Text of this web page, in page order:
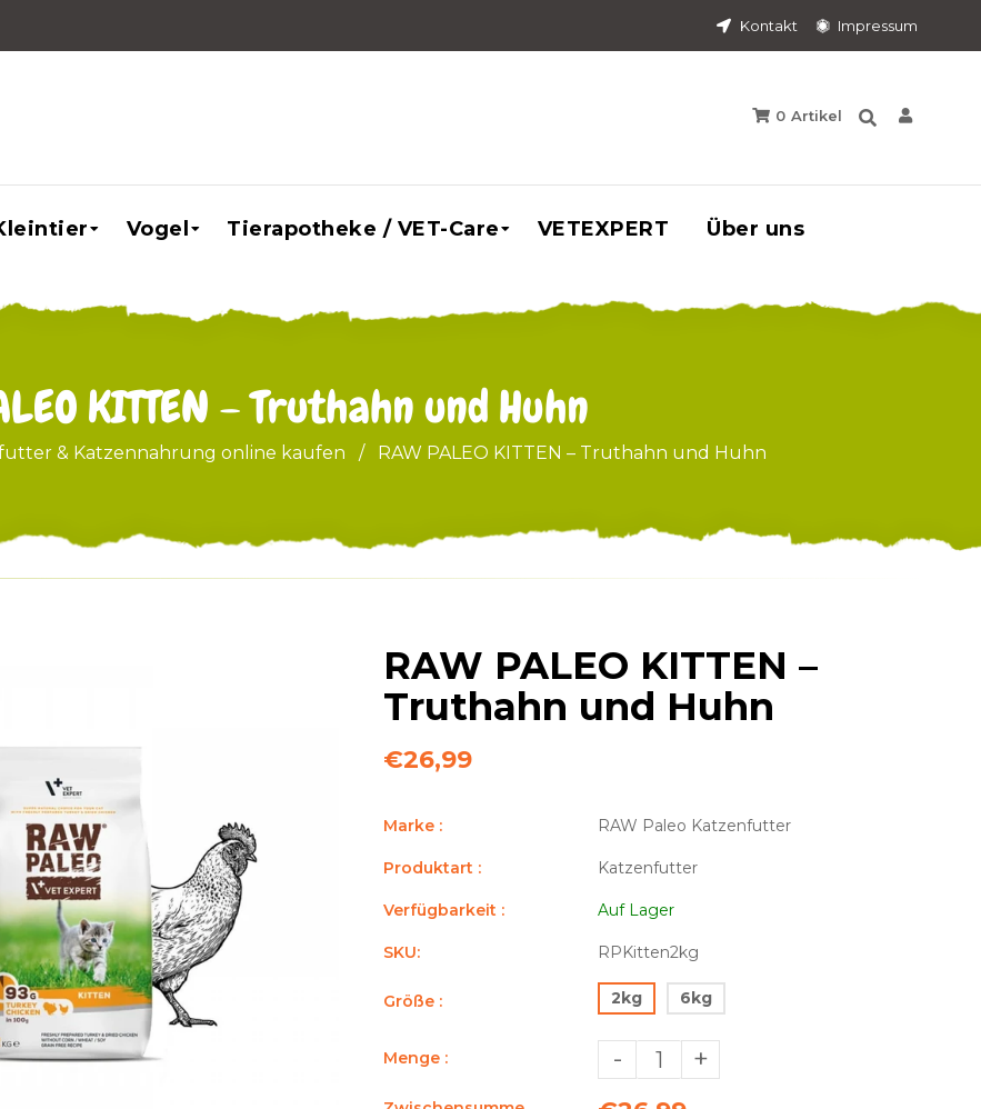
Kontakt Impressum
0 Artikel
Vogel Tierapotheke / VET-Care VETEXPERT Über uns
KITTEN – Truthahn und Huhn
& Katzennahrung online kaufen / RAW PALEO KITTEN – Truthahn und Huhn
RAW PALEO KITTEN –
Truthahn und Huhn
€26,99
Marke : RAW Paleo Katzenfutter
Produktart : Katzenfutter
Verfügbarkeit : Auf Lager
SKU: RPKitten2kg
Größe : 2kg 6kg
Menge : - +